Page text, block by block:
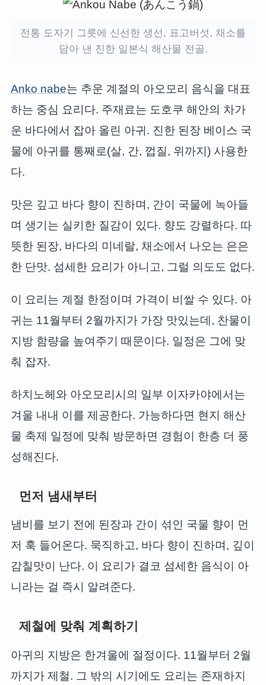
전통 도자기 그릇에 신선한 생선, 표고버섯, 채소를
담아 낸 진한 일본식 해산물 전골.
Anko nabe는 추운 계절의 아오모리 음식을 대표
하는 중심 요리다. 주재료는 도호쿠 해안의 차가
운 바다에서 잡아 올린 아귀. 진한 된장 베이스 국
물에 아귀를 통째로(살, 간, 껍질, 위까지) 사용한
다.
맛은 깊고 바다 향이 진하며, 간이 국물에 녹아들
며 생기는 실키한 질감이 있다. 향도 강렬하다. 따
뜻한 된장, 바다의 미네랄, 채소에서 나오는 은은
한 단맛. 섬세한 요리가 아니고, 그럴 의도도 없다.
이 요리는 계절 한정이며 가격이 비쌀 수 있다. 아
귀는 11월부터 2월까지가 가장 맛있는데, 찬물이
지방 함량을 높여주기 때문이다. 일정은 그에 맞
춰 잡자.
하치노헤와 아오모리시의 일부 이자카야에서는
겨울 내내 이를 제공한다. 가능하다면 현지 해산
물 축제 일정에 맞춰 방문하면 경험이 한층 더 풍
성해진다.
먼저 냄새부터
냄비를 보기 전에 된장과 간이 섞인 국물 향이 먼
저 훅 들어온다. 묵직하고, 바다 향이 진하며, 깊이
감칠맛이 난다. 이 요리가 결코 섬세한 음식이 아
니라는 걸 즉시 알려준다.
제철에 맞춰 계획하기
아귀의 지방은 한겨울에 절정이다. 11월부터 2월
까지가 제철. 그 밖의 시기에도 요리는 존재하지